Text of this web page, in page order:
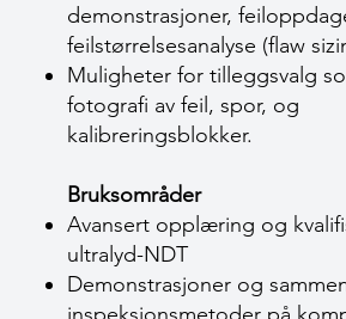
demonstrasjoner,
feilstørrelsesanalyse (flaw
Muligheter for tilleggsvalg
fotografi av feil, spor, og
kalibreringsblokker.
Bruksområder
Avansert opplæring og
ultralyd-NDT
Demonstrasjoner og